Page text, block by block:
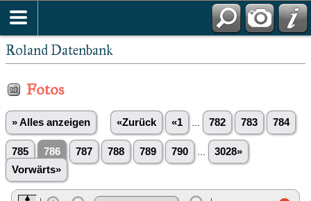
Roland Datenbank
Fotos
» Alles anzeigen «Zurück «1 782 783 784
785 786 787 788 789 790
3028»
Vorwärts»